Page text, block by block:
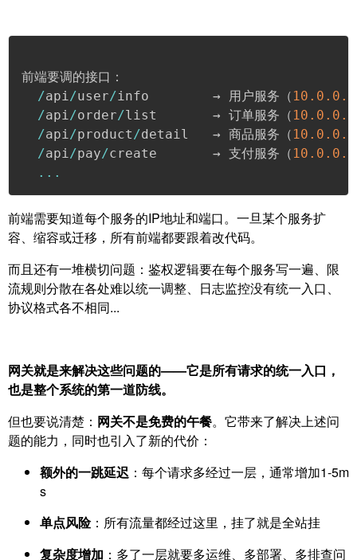
前端要调的接口：
/api/user/info        → 用户服务（ 10.0 .0 .1
/api/order/list       → 订单服务（ 10.0 .0 .2
/api/product/detail   → 商品服务（ 10.0 .0 .3
/api/pay/create       → 支付服务（ 10.0 .0 .4
...
前端需要知道每个服务的IP地址和端口。一旦某个服务扩
容、缩容或迁移，所有前端都要跟着改代码。
而且还有一堆横切问题：鉴权逻辑要在每个服务写一遍、限
流规则分散在各处难以统一调整、日志监控没有统一入口、
协议格式各不相同...
网关就是来解决这些问题的——它是所有请求的统一入口，
也是整个系统的第一道防线。
但也要说清楚： 网关不是免费的午餐。它带来了解决上述问
题的能力，同时也引入了新的代价：
额外的一跳延迟 ：每个请求多经过一层，通常增加1-5m
s
单点风险：所有流量都经过这里，挂了就是全站挂
复杂度增加 ：多了一层就要多运维、多部署、多排查问